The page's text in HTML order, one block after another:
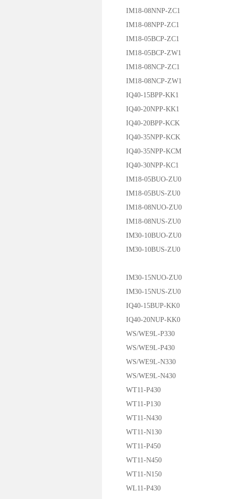
IM18-08NNP-ZC1
IM18-08NPP-ZC1
IM18-05BCP-ZC1
IM18-05BCP-ZW1
IM18-08NCP-ZC1
IM18-08NCP-ZW1
IQ40-15BPP-KK1
IQ40-20NPP-KK1
IQ40-20BPP-KCK
IQ40-35NPP-KCK
IQ40-35NPP-KCM
IQ40-30NPP-KC1
IM18-05BUO-ZU0
IM18-05BUS-ZU0
IM18-08NUO-ZU0
IM18-08NUS-ZU0
IM30-10BUO-ZU0
IM30-10BUS-ZU0
IM30-15NUO-ZU0
IM30-15NUS-ZU0
IQ40-15BUP-KK0
IQ40-20NUP-KK0
WS/WE9L-P330
WS/WE9L-P430
WS/WE9L-N330
WS/WE9L-N430
WT11-P430
WT11-P130
WT11-N430
WT11-N130
WT11-P450
WT11-N450
WT11-N150
WL11-P430